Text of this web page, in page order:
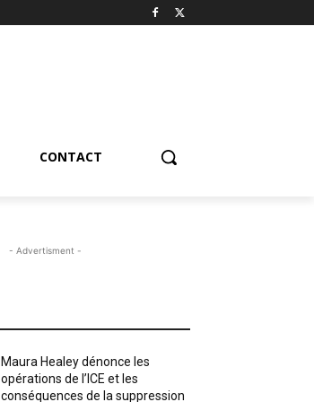
CONTACT
- Advertisment -
Maura Healey dénonce les
opérations de l’ICE et les
conséquences de la suppression